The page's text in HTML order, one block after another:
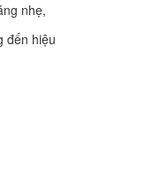
nhẹ,
đến hiệu